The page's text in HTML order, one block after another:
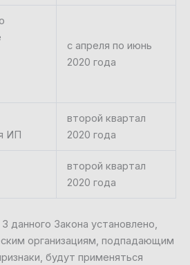
с апреля по июнь
2020 года
ИП
второй квартал
2020 года
второй квартал
2020 года
данного Закона установлено,
организациям, подпадающим
будут применяться